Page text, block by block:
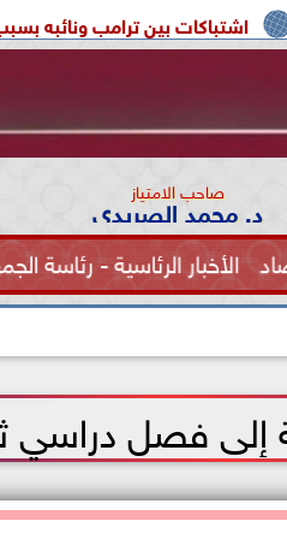
ونائبه بسبب نقص الصواريخ
صاحب الامتياز
د. محمد الصريدي
الأخبار الرئاسية - رئاسة
إلى فصل دراسي